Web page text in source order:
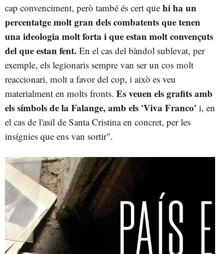
cap convenciment, però també és cert que hi ha un
percentatge molt gran dels combatents que tenen
una ideologia molt forta i que estan molt convençuts
del que estan fent. En el cas del bàndol sublevat, per
exemple, els legionaris sempre van ser un cos molt
reaccionari, molt a favor del cop, i això es veu
materialment en molts fronts. Es veuen els grafits amb
els símbols de la Falange, amb els 'Viva Franco' i, en
el cas de l'asil de Santa Cristina en concret, per les
insígnies que ens van sortir".